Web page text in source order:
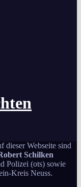
dieser Webseite sind
Schilken
Polizei (ots) sowie
Kreis Neuss.